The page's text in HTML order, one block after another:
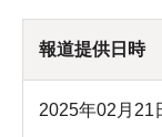
報道提供日時
2025年02月21